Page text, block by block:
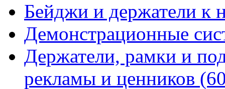
Бейджи и держатели к
Демонстрационные
Держатели, рамки и
рекламы и ценников